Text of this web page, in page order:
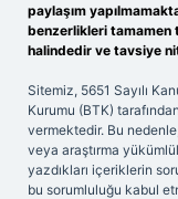
paylaşım
benzerlikleri
halindedir ve tavsiye
Sitemiz, 5651 Sayılı
Kurumu (BTK)
vermektedir. Bu
veya araştırma
yazdıkları içeriklerin
bu sorumluluğu kabul